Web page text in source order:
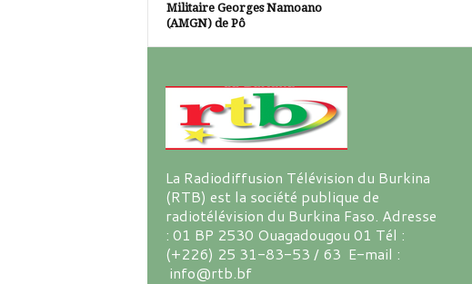
Militaire Georges Namoano
(AMGN) de Pô
La Radiodiffusion Télévision du Burkina
(RTB) est la société publique de
radiotélévision du Burkina Faso. Adresse
: 01 BP 2530 Ouagadougou 01 Tél :
(+226) 25 31-83-53 / 63 E-mail :
info@rtb.bf